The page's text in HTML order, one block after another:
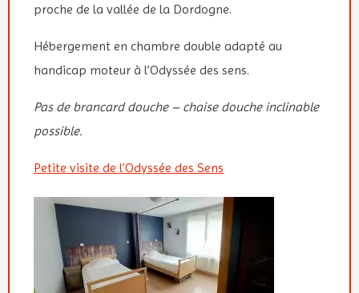
proche de la vallée de la Dordogne.
Hébergement en chambre double adapté au
handicap moteur à l’Odyssée des sens.
Pas de brancard douche – chaise douche inclinable
possible.
Petite visite de l’Odyssée des Sens